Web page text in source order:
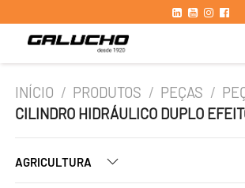
INÍCIO / PRODUTOS / PEÇAS /
CILINDRO HIDRÁULICO DUPLO
AGRICULTURA